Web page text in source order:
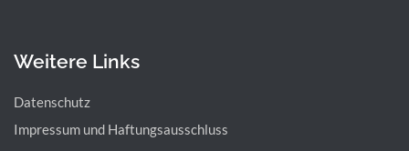
Weitere Links
Datenschutz
Impressum und Haftungsausschluss